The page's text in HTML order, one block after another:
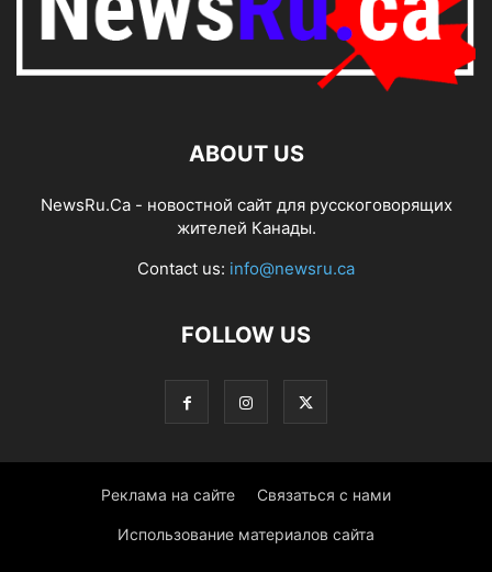
ABOUT US
NewsRu.Ca - новостной сайт для русскоговорящих
жителей Канады.
Contact us: info@newsru.ca
FOLLOW US
Реклама на сайте Связаться с нами
Использование материалов сайта